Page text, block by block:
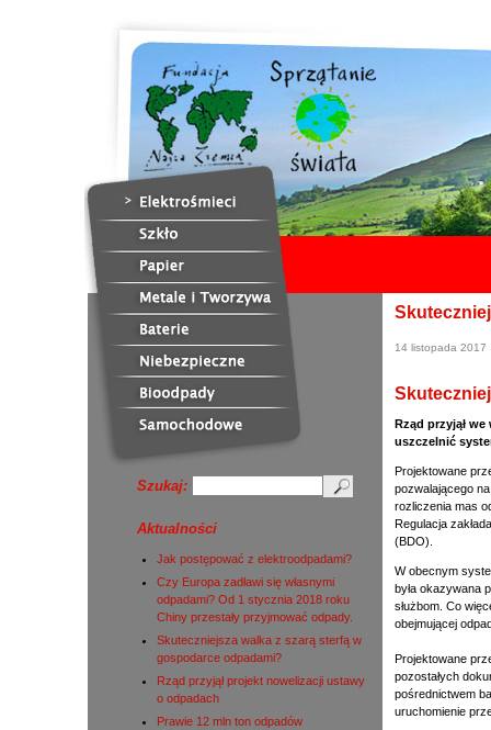
Szukaj:
Aktualności
Jak postępować z elektroodpadami?
Czy Europa zadławi się własnymi
odpadami? Od 1 stycznia 2018 roku
Chiny przestały przyjmować odpady.
Skuteczniejsza walka z szarą sterfą w
gospodarce odpadami?
Rząd przyjął projekt nowelizacji ustawy
o odpadach
Prawie 12 mln ton odpadów
14 listopada 2017
Rząd przyjął
uszczelnić
Projektowane
pozwalającego
rozliczenia mas
Regulacja
(BDO).
W obecnym
była okazywana
służbom. Co
obejmującej
Projektowane
pozostałych
pośrednictwem
uruchomienie